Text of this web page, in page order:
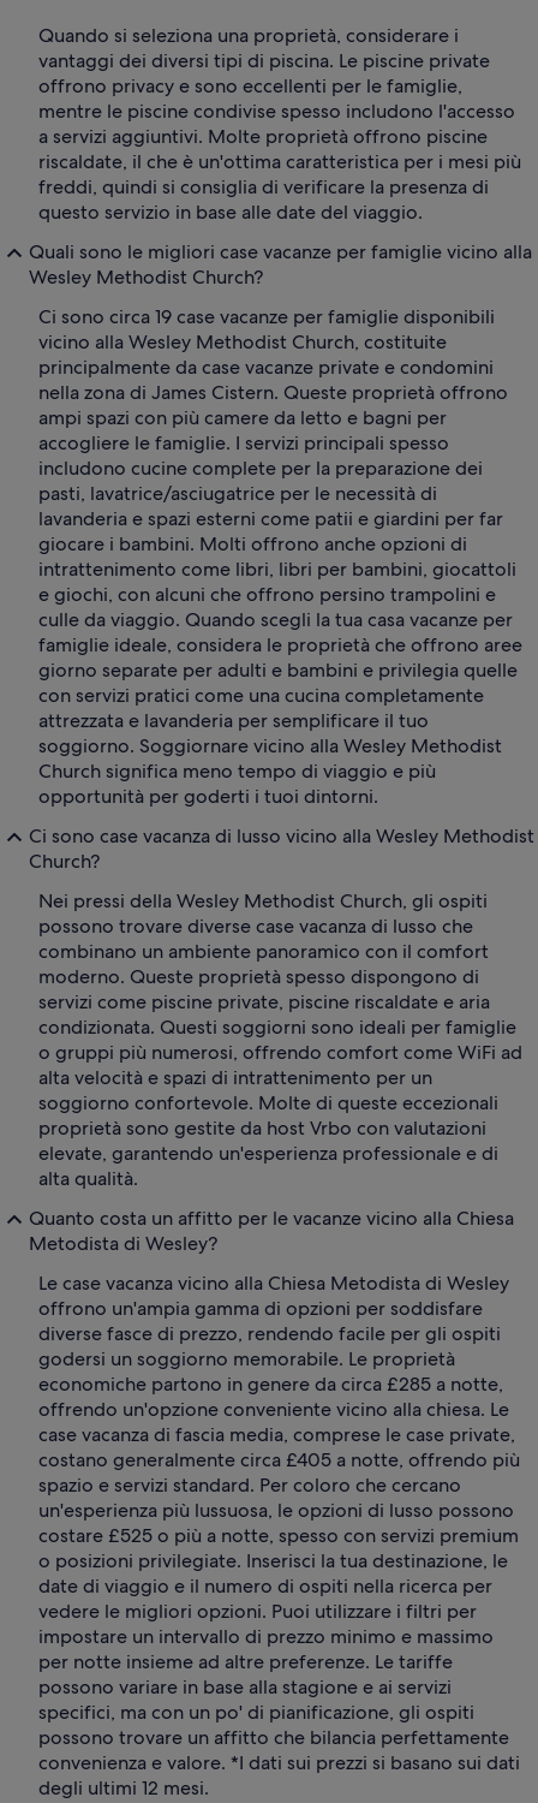
Quando si seleziona una proprietà, considerare i
vantaggi dei diversi tipi di piscina. Le piscine private
offrono privacy e sono eccellenti per le famiglie,
mentre le piscine condivise spesso includono l'accesso
a servizi aggiuntivi. Molte proprietà offrono piscine
riscaldate, il che è un'ottima caratteristica per i mesi più
freddi, quindi si consiglia di verificare la presenza di
questo servizio in base alle date del viaggio.
Quali sono le migliori case vacanze per famiglie vicino alla
Wesley Methodist Church?
Ci sono circa 19 case vacanze per famiglie disponibili
vicino alla Wesley Methodist Church, costituite
principalmente da case vacanze private e condomini
nella zona di James Cistern. Queste proprietà offrono
ampi spazi con più camere da letto e bagni per
accogliere le famiglie. I servizi principali spesso
includono cucine complete per la preparazione dei
pasti, lavatrice/asciugatrice per le necessità di
lavanderia e spazi esterni come patii e giardini per far
giocare i bambini. Molti offrono anche opzioni di
intrattenimento come libri, libri per bambini, giocattoli
e giochi, con alcuni che offrono persino trampolini e
culle da viaggio. Quando scegli la tua casa vacanze per
famiglie ideale, considera le proprietà che offrono aree
giorno separate per adulti e bambini e privilegia quelle
con servizi pratici come una cucina completamente
attrezzata e lavanderia per semplificare il tuo
soggiorno. Soggiornare vicino alla Wesley Methodist
Church significa meno tempo di viaggio e più
opportunità per goderti i tuoi dintorni.
Ci sono case vacanza di lusso vicino alla Wesley Methodist
Church?
Nei pressi della Wesley Methodist Church, gli ospiti
possono trovare diverse case vacanza di lusso che
combinano un ambiente panoramico con il comfort
moderno. Queste proprietà spesso dispongono di
servizi come piscine private, piscine riscaldate e aria
condizionata. Questi soggiorni sono ideali per famiglie
o gruppi più numerosi, offrendo comfort come WiFi ad
alta velocità e spazi di intrattenimento per un
soggiorno confortevole. Molte di queste eccezionali
proprietà sono gestite da host Vrbo con valutazioni
elevate, garantendo un'esperienza professionale e di
alta qualità.
Quanto costa un affitto per le vacanze vicino alla Chiesa
Metodista di Wesley?
Le case vacanza vicino alla Chiesa Metodista di Wesley
offrono un'ampia gamma di opzioni per soddisfare
diverse fasce di prezzo, rendendo facile per gli ospiti
godersi un soggiorno memorabile. Le proprietà
economiche partono in genere da circa £285 a notte,
offrendo un'opzione conveniente vicino alla chiesa. Le
case vacanza di fascia media, comprese le case private,
costano generalmente circa £405 a notte, offrendo più
spazio e servizi standard. Per coloro che cercano
un'esperienza più lussuosa, le opzioni di lusso possono
costare £525 o più a notte, spesso con servizi premium
o posizioni privilegiate. Inserisci la tua destinazione, le
date di viaggio e il numero di ospiti nella ricerca per
vedere le migliori opzioni. Puoi utilizzare i filtri per
impostare un intervallo di prezzo minimo e massimo
per notte insieme ad altre preferenze. Le tariffe
possono variare in base alla stagione e ai servizi
specifici, ma con un po' di pianificazione, gli ospiti
possono trovare un affitto che bilancia perfettamente
convenienza e valore. *I dati sui prezzi si basano sui dati
degli ultimi 12 mesi.